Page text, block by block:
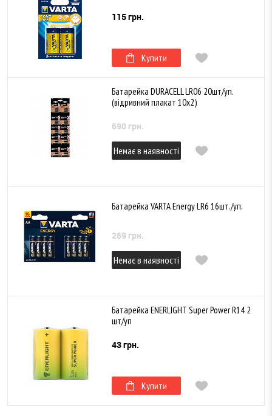
115 грн.
Купити
Батарейка DURACELL LR06 20шт/уп.
(відривний плакат 10х2)
690 грн.
Немає в наявності
Батарейка VARTA Energy LR6 16шт./уп.
269 грн.
Немає в наявності
Батарейка ENERLIGHT Super Power R14 2
шт/уп
43 грн.
Купити